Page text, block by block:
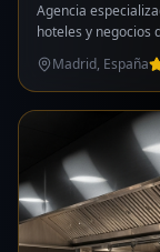
Agencia
hoteles y negocios
gastronómico
Servicios de
fichas GBP y
Madrid, España